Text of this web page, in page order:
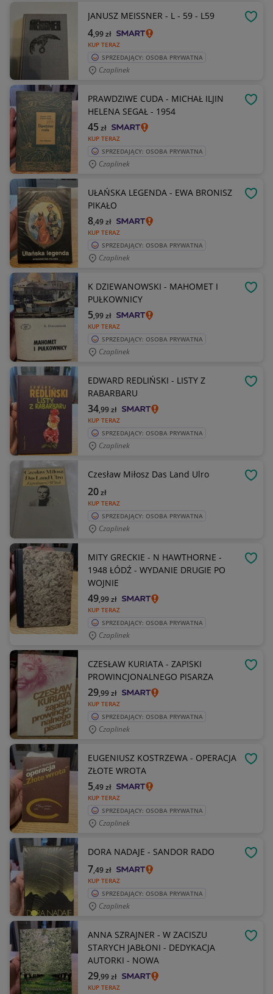
JANUSZ MEISSNER - L - 59 - L59
KUP TERAZ
4,99zł
SPRZEDAJĄCY: OSOBA PRYWATNA
Czaplinek
PRAWDZIWE CUDA - MICHAŁ ILJIN
HELENA SEGAŁ - 1954
KUP TERAZ
45zł
SPRZEDAJĄCY: OSOBA PRYWATNA
Czaplinek
UŁAŃSKA LEGENDA - EWA BRONISZ
PIKAŁO
KUP TERAZ
8,49zł
SPRZEDAJĄCY: OSOBA PRYWATNA
Czaplinek
K DZIEWANOWSKI - MAHOMET I
PUŁKOWNICY
KUP TERAZ
5,99zł
SPRZEDAJĄCY: OSOBA PRYWATNA
Czaplinek
EDWARD REDLIŃSKI - LISTY Z
RABARBARU
KUP TERAZ
34,99zł
SPRZEDAJĄCY: OSOBA PRYWATNA
Czaplinek
Czesław Miłosz Das Land Ulro
KUP TERAZ
20zł
SPRZEDAJĄCY: OSOBA PRYWATNA
Czaplinek
MITY GRECKIE - N HAWTHORNE -
1948 ŁÓDŹ - WYDANIE DRUGIE PO
WOJNIE
KUP TERAZ
49,99zł
SPRZEDAJĄCY: OSOBA PRYWATNA
Czaplinek
CZESŁAW KURIATA - ZAPISKI
PROWINCJONALNEGO PISARZA
KUP TERAZ
29,99zł
SPRZEDAJĄCY: OSOBA PRYWATNA
Czaplinek
EUGENIUSZ KOSTRZEWA - OPERACJA
ZŁOTE WROTA
KUP TERAZ
5,49zł
SPRZEDAJĄCY: OSOBA PRYWATNA
Czaplinek
DORA NADAJE - SANDOR RADO
KUP TERAZ
7,49zł
SPRZEDAJĄCY: OSOBA PRYWATNA
Czaplinek
ANNA SZRAJNER - W ZACISZU
STARYCH JABŁONI - DEDYKACJA
AUTORKI - NOWA
KUP TERAZ
29,99zł